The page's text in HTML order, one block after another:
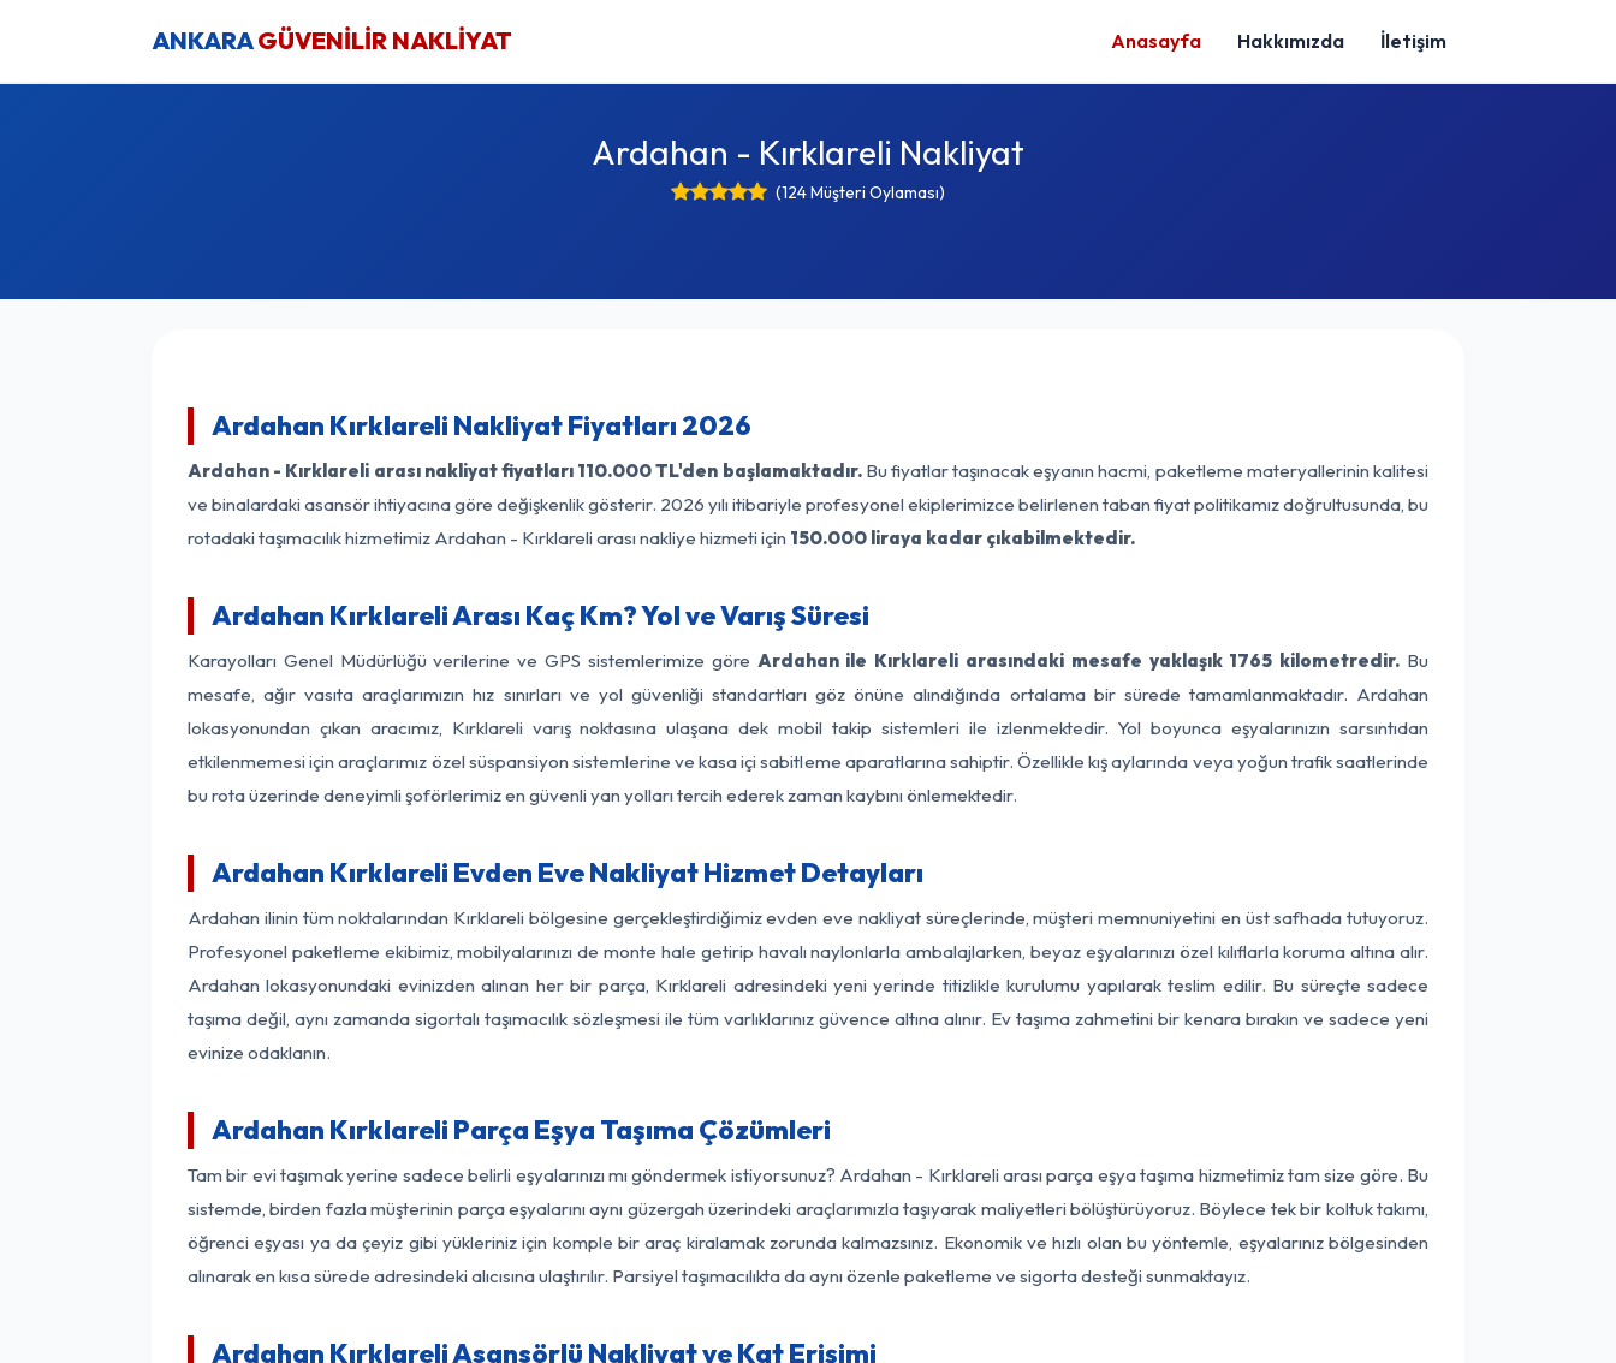
ANKARAGÜVENİLİR NAKLİYAT Anasayfa Hakkımızda İletişim
Ardahan - Kırklareli Nakliyat
(124 Müşteri Oylaması)
Ardahan Kırklareli Nakliyat Fiyatları 2026
Ardahan - Kırklareli arası nakliyat fiyatları 110.000 TL'den başlamaktadır.Bu fiyatlar taşınacak eşyanın hacmi, paketleme materyallerinin kalitesi
ve binalardaki asansör ihtiyacına göre değişkenlik gösterir. 2026 yılı itibariyle profesyonel ekiplerimizce belirlenen taban fiyat politikamız doğrultusunda, bu
rotadaki taşımacılık hizmetimiz Ardahan - Kırklareli arası nakliye hizmeti için 150.000 liraya kadar çıkabilmektedir.
Ardahan Kırklareli Arası Kaç Km? Yol ve Varış Süresi
Karayolları Genel Müdürlüğü verilerine ve GPS sistemlerimize göre Ardahan ile Kırklareli arasındaki mesafe yaklaşık 1765 kilometredir. Bu
mesafe, ağır vasıta araçlarımızın hız sınırları ve yol güvenliği standartları göz önüne alındığında ortalama bir sürede tamamlanmaktadır. Ardahan
lokasyonundan çıkan aracımız, Kırklareli varış noktasına ulaşana dek mobil takip sistemleri ile izlenmektedir. Yol boyunca eşyalarınızın sarsıntıdan
etkilenmemesi için araçlarımız özel süspansiyon sistemlerine ve kasa içi sabitleme aparatlarına sahiptir. Özellikle kış aylarında veya yoğun trafik saatlerinde
bu rota üzerinde deneyimli şoförlerimiz en güvenli yan yolları tercih ederek zaman kaybını önlemektedir.
Ardahan Kırklareli Evden Eve Nakliyat Hizmet Detayları
Ardahan ilinin tüm noktalarından Kırklareli bölgesine gerçekleştirdiğimiz evden eve nakliyat süreçlerinde, müşteri memnuniyetini en üst safhada tutuyoruz.
Profesyonel paketleme ekibimiz, mobilyalarınızı de monte hale getirip havalı naylonlarla ambalajlarken, beyaz eşyalarınızı özel kılıflarla koruma altına alır.
Ardahan lokasyonundaki evinizden alınan her bir parça, Kırklareli adresindeki yeni yerinde titizlikle kurulumu yapılarak teslim edilir. Bu süreçte sadece
taşıma değil, aynı zamanda sigortalı taşımacılık sözleşmesi ile tüm varlıklarınız güvence altına alınır. Ev taşıma zahmetini bir kenara bırakın ve sadece yeni
evinize odaklanın.
Ardahan Kırklareli Parça Eşya Taşıma Çözümleri
Tam bir evi taşımak yerine sadece belirli eşyalarınızı mı göndermek istiyorsunuz? Ardahan - Kırklareli arası parça eşya taşıma hizmetimiz tam size göre. Bu
sistemde, birden fazla müşterinin parça eşyalarını aynı güzergah üzerindeki araçlarımızla taşıyarak maliyetleri bölüştürüyoruz. Böylece tek bir koltuk takımı,
öğrenci eşyası ya da çeyiz gibi yükleriniz için komple bir araç kiralamak zorunda kalmazsınız. Ekonomik ve hızlı olan bu yöntemle, eşyalarınız bölgesinden
alınarak en kısa sürede adresindeki alıcısına ulaştırılır. Parsiyel taşımacılıkta da aynı özenle paketleme ve sigorta desteği sunmaktayız.
Ardahan Kırklareli Asansörlü Nakliyat ve Kat Erişimi